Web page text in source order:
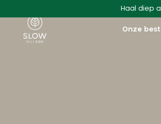
Haal diep
Langzaam dorp
Onze